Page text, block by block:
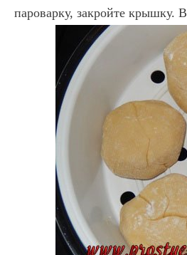
пароварку, закройте крышку.